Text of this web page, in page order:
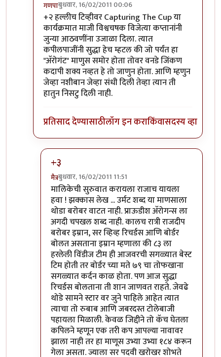
गणपाबुधवार, 16/02/2011 00:06
In reply to+१byनिशदे
+२ हल्लीच टिव्हीवर Capturing The Cup या
कार्यक्रमात माजी विश्वचषक विजेत्या कप्तानांनी
जुन्या आठवणींना उजाळा दिला. त्यात
कपीलपाजींनी सुद्धा हेच म्हटल की जो पर्यंत हा
"अ‍ॅरोगंट" माणुस समोर होता तोवर वनडे जिंकण
कदापी शक्य नव्हत हे तो जाणुन होता. आणि म्हणुन
जेव्हा नशीबान जेव्हा संधी दिली तेव्हा त्यान ती
हातुन निसटु दिली नाही.
प्रतिसाद देण्यासाठीलॉग इन कराकिंवासदस्य व्हा
+३
मैत्रबुधवार, 16/02/2011 11:51
In reply to+२ हल्लीच टिव्हीवर Capturing
मालिकेची सुरुवात करायला राजाच यायला
हवा ! झक्कास लेख ... उर्मट शब्द या माणसाला
थोडा बरोबर वाटत नाही. प्राऊडीश अ‍ॅरोगन्स ला
अगदी चपखल शब्द नाही. कालच रात्री राजदीप
बरोबर इम्रान, सर व्हिव्ह रिचर्डस आणि बोर्डर
बोलत असताना इम्रान म्हणाला की ८३ ला
हरलेली विंडीज टीम ही आजवरची सगळ्यात बेस्ट
टिम होती तर बोर्डर च्या मते ७९ चा तोफखाना
सगळ्यात कर्दन काळ होता. पण आज सुद्धा
रिचर्डस बोलताना ती शान जाणवत राहते. जेवढे
थोडे सामने स्टार वर जुने पाहिले आहेत त्यात
त्याचा तो रुबाब आणि जबरदस्त टोलेबाजी
पहायला मिळाली. केवळ जिद्दीने तो कॅच घेतला
कपिलने म्हणून एक तरी कप आपल्या नावावर
झाला नाही तर हा माणूस उभ्या उभ्या १८४ करून
गेला असता. ज्याला सर पदवी खरोखर शोभते